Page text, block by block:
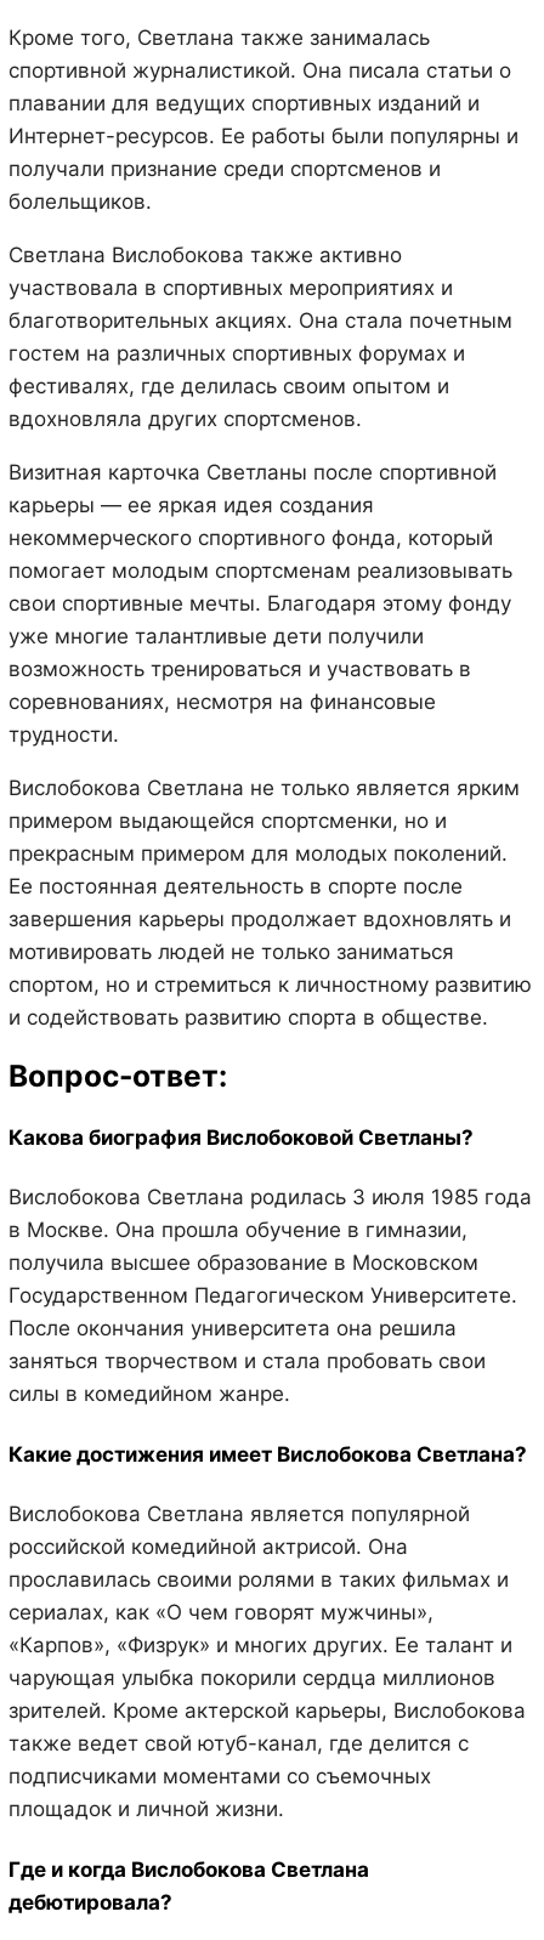
Кроме того, Светлана также занималась
спортивной журналистикой. Она писала статьи о
плавании для ведущих спортивных изданий и
Интернет-ресурсов. Ее работы были популярны и
получали признание среди спортсменов и
болельщиков.
Светлана Вислобокова также активно
участвовала в спортивных мероприятиях и
благотворительных акциях. Она стала почетным
гостем на различных спортивных форумах и
фестивалях, где делилась своим опытом и
вдохновляла других спортсменов.
Визитная карточка Светланы после спортивной
карьеры — ее яркая идея создания
некоммерческого спортивного фонда, который
помогает молодым спортсменам реализовывать
свои спортивные мечты. Благодаря этому фонду
уже многие талантливые дети получили
возможность тренироваться и участвовать в
соревнованиях, несмотря на финансовые
трудности.
Вислобокова Светлана не только является ярким
примером выдающейся спортсменки, но и
прекрасным примером для молодых поколений.
Ее постоянная деятельность в спорте после
завершения карьеры продолжает вдохновлять и
мотивировать людей не только заниматься
спортом, но и стремиться к личностному развитию
и содействовать развитию спорта в обществе.
Вопрос-ответ:
Какова биография Вислобоковой Светланы?
Вислобокова Светлана родилась 3 июля 1985 года
в Москве. Она прошла обучение в гимназии,
получила высшее образование в Московском
Государственном Педагогическом Университете.
После окончания университета она решила
заняться творчеством и стала пробовать свои
силы в комедийном жанре.
Какие достижения имеет Вислобокова Светлана?
Вислобокова Светлана является популярной
российской комедийной актрисой. Она
прославилась своими ролями в таких фильмах и
сериалах, как «О чем говорят мужчины»,
«Карпов», «Физрук» и многих других. Ее талант и
чарующая улыбка покорили сердца миллионов
зрителей. Кроме актерской карьеры, Вислобокова
также ведет свой ютуб-канал, где делится с
подписчиками моментами со съемочных
площадок и личной жизни.
Где и когда Вислобокова Светлана
дебютировала?